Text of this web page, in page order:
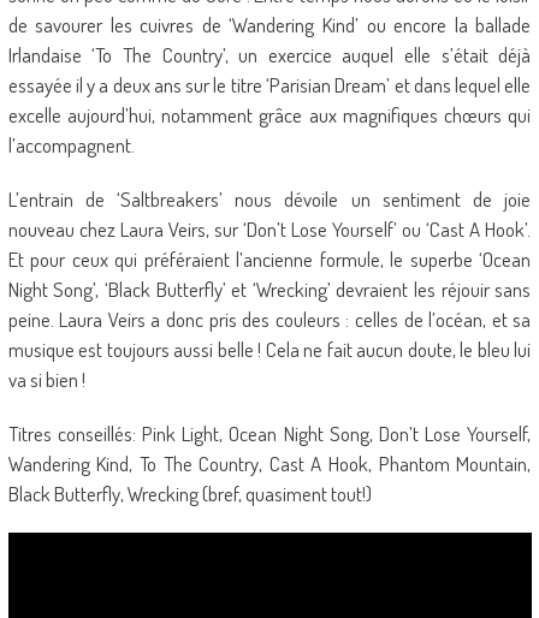
de savourer les cuivres de ‘Wandering Kind’ ou encore la ballade
Irlandaise ‘To The Country’, un exercice auquel elle s’était déjà
essayée il y a deux ans sur le titre ‘Parisian Dream’ et dans lequel elle
excelle aujourd’hui, notamment grâce aux magnifiques chœurs qui
l’accompagnent.
L’entrain de ‘Saltbreakers’ nous dévoile un sentiment de joie
nouveau chez Laura Veirs, sur ‘Don’t Lose Yourself’ ou ‘Cast A Hook’.
Et pour ceux qui préféraient l’ancienne formule, le superbe ‘Ocean
Night Song’, ‘Black Butterfly’ et ‘Wrecking’ devraient les réjouir sans
peine. Laura Veirs a donc pris des couleurs : celles de l’océan, et sa
musique est toujours aussi belle ! Cela ne fait aucun doute, le bleu lui
va si bien !
Titres conseillés: Pink Light, Ocean Night Song, Don’t Lose Yourself,
Wandering Kind, To The Country, Cast A Hook, Phantom Mountain,
Black Butterfly, Wrecking (bref, quasiment tout!)